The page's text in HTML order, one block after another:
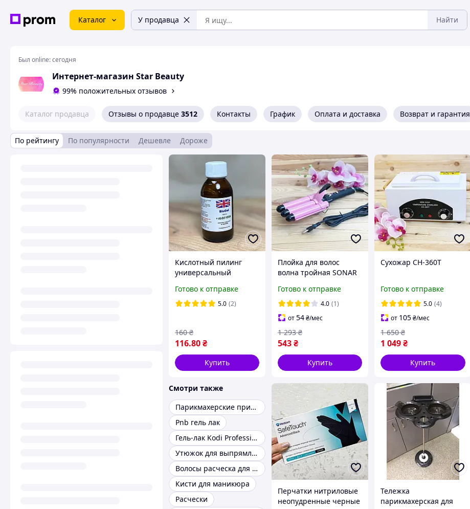
Каталог У продавца Найти
Был online:сегодня
Интернет-магазин Star Beauty
99% положительных отзывов
Каталог продавца Отзывы о продавце 3512 Контакты График Оплата и доставка Возврат и гарантия
По рейтингу По популярности Дешевле Дороже
Кислотный пилинг
универсальный
Готово к отправке
5.0 (2)
116.80₴
160 ₴
Купить
Плойка для волос
волна тройная SONAR
Готово к отправке
4.0 (1)
от54₴/мес
543₴
1 293 ₴
Купить
Сухожар CH-360T
Готово к отправке
5.0 (4)
от 105₴/мес
1 049₴
1 650 ₴
Купить
Смотри также
Парикмахерские принадлежности
Pnb гель лак
Гель-лак Kodi Professional
Утюжок для выпрямления волос
Волосы расческа для волос
Кисти для маникюра
Расчески
Перчатки нитриловые
неопудренные черные
Тележка
парикмахерская для